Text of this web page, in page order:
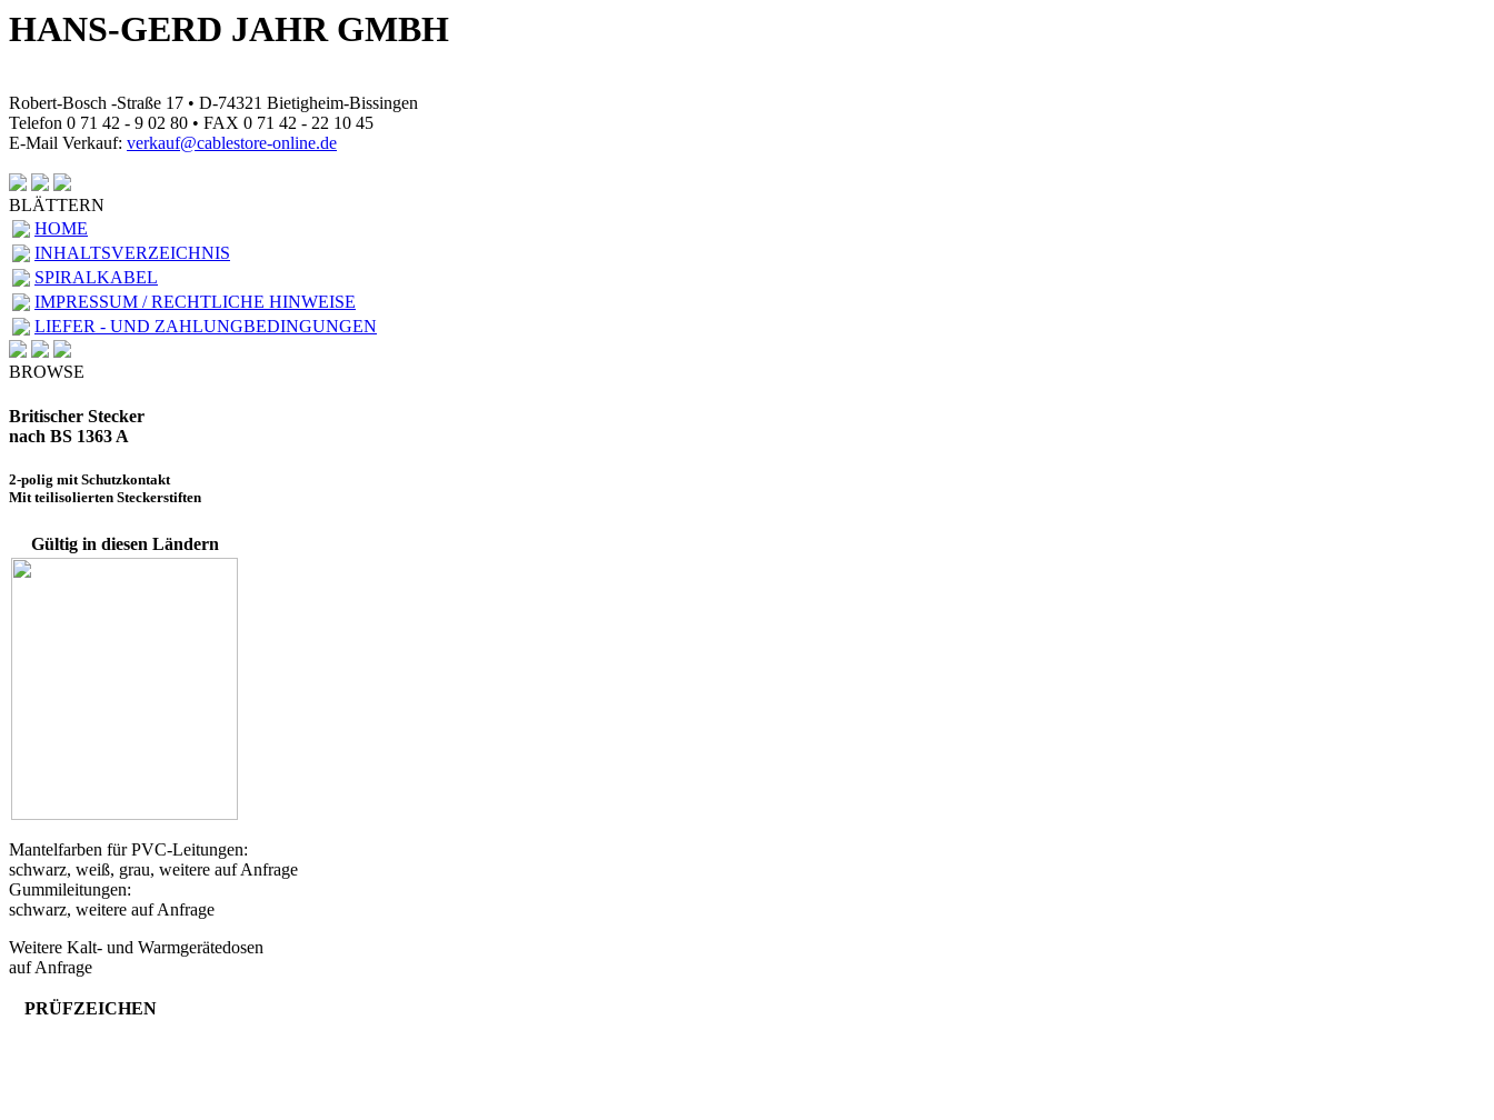
HANS-GERD JAHR GMBH
Robert-Bosch -Straße 17 • D-74321 Bietigheim-Bissingen
Telefon 0 71 42 - 9 02 80 • FAX 0 71 42 - 22 10 45
E-Mail Verkauf: verkauf@cablestore-online.de
BLÄTTERN
HOME
INHALTSVERZEICHNIS
SPIRALKABEL
IMPRESSUM / RECHTLICHE HINWEISE
LIEFER - UND ZAHLUNGBEDINGUNGEN
BROWSE
Britischer Stecker
nach BS 1363 A
2-polig mit Schutzkontakt
Mit teilisolierten Steckerstiften
Gültig in diesen Ländern
Mantelfarben für PVC-Leitungen:
schwarz, weiß, grau, weitere auf Anfrage
Gummileitungen:
schwarz, weitere auf Anfrage
Weitere Kalt- und Warmgerätedosen
auf Anfrage
PRÜFZEICHEN